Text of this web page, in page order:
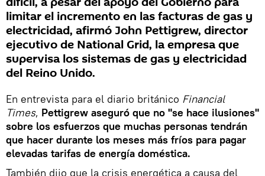
limitar el incremento en las facturas de gas y
electricidad, afirmó John Pettigrew, director
ejecutivo de National Grid, la empresa que
supervisa los sistemas de gas y electricidad
del Reino Unido.
En entrevista para el diario británico Financial
Times, Pettigrew aseguró que no "se hace ilusiones"
sobre los esfuerzos que muchas personas tendrán
que hacer durante los meses más fríos para pagar
elevadas tarifas de energía doméstica.
También dijo que la crisis energética a causa del